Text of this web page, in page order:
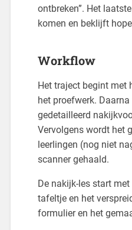
ontbreken”. Het
komen en beklijft
Workflow
Het traject begint met
het proefwerk.
gedetailleerd
Vervolgens wordt het
leerlingen (nog niet
scanner gehaald.
De nakijk-les start
tafeltje en het
formulier en het